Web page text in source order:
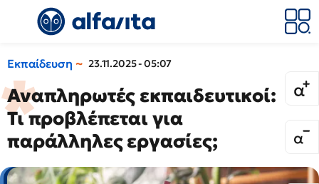
Εκπαίδευση 23.11.2025 - 05:07
Αναπληρωτές εκπαιδευτικοί:
Τι προβλέπεται για
παράλληλες εργασίες;